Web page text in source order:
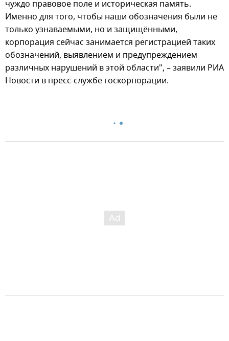
чуждо правовое поле и историческая память.
Именно для того, чтобы наши обозначения были не
только узнаваемыми, но и защищёнными,
корпорация сейчас занимается регистрацией таких
обозначений, выявлением и предупреждением
различных нарушений в этой области", – заявили РИА
Новости в пресс-службе госкорпорации.